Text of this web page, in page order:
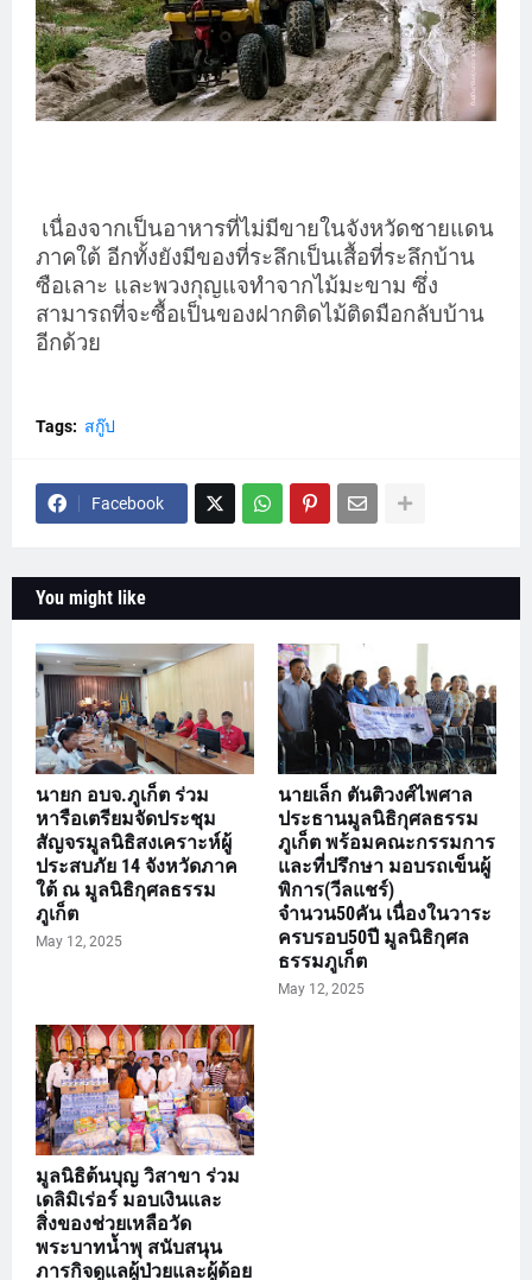
เนื่องจากเป็นอาหารที่ไม่มีขายในจังหวัดชายแดน
ภาคใต้ อีกทั้งยังมีของที่ระลึกเป็นเสื้อที่ระลึกบ้าน
ซือเลาะ และพวงกุญแจทำจากไม้มะขาม ซึ่ง
สามารถที่จะซื้อเป็นของฝากติดไม้ติดมือกลับบ้าน
อีกด้วย
Tags: สกู๊ป
Facebook
You might like
นายก อบจ.ภูเก็ต ร่วม
หารือเตรียมจัดประชุม
สัญจรมูลนิธิสงเคราะห์ผู้
ประสบภัย 14 จังหวัดภาค
ใต้ ณ มูลนิธิกุศลธรรม
ภูเก็ต
May 12, 2025
นายเล็ก ตันติวงศ์ไพศาล
ประธานมูลนิธิกุศลธรรม
ภูเก็ต พร้อมคณะกรรมการ
และที่ปรึกษา มอบรถเข็นผู้
พิการ(วีลแชร์)
จำนวน50คัน เนื่องในวาระ
ครบรอบ50ปี มูลนิธิกุศล
ธรรมภูเก็ต
May 12, 2025
มูลนิธิต้นบุญ วิสาขา ร่วม
เดลิมิเร่อร์ มอบเงินและ
สิ่งของช่วยเหลือวัด
พระบาทน้ำพุ สนับสนุน
ภารกิจดูแลผู้ป่วยและผู้ด้อย